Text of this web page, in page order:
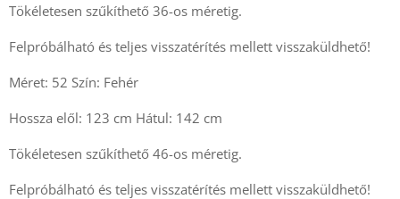
Tökéletesen szűkíthető 36-os méretig.
Felpróbálható és teljes visszatérítés mellett visszaküldhető!
Méret: 52 Szín: Fehér
Hossza elől: 123 cm Hátul: 142 cm
Tökéletesen szűkíthető 46-os méretig.
Felpróbálható és teljes visszatérítés mellett visszaküldhető!